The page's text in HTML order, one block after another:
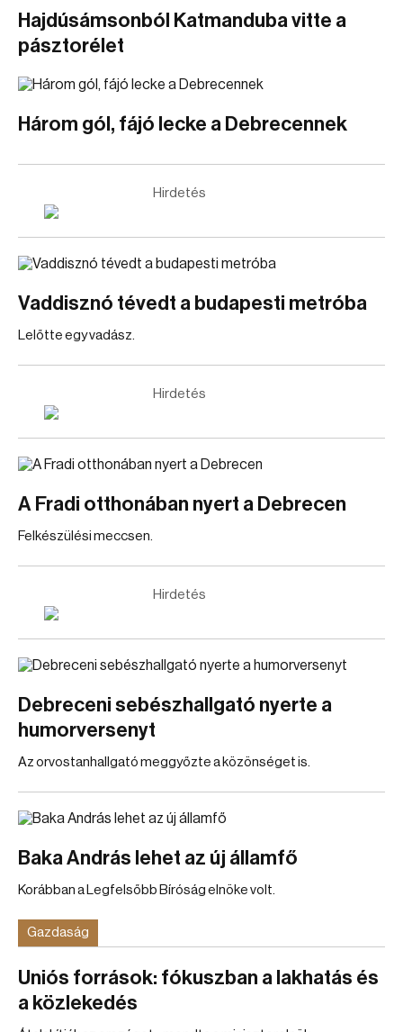
Hajdúsámsonból Katmanduba vitte a
pásztorélet
Három gól, fájó lecke a Debrecennek
Hirdetés
Vaddisznó tévedt a budapesti metróba
Lelőtte egy vadász.
Hirdetés
A Fradi otthonában nyert a Debrecen
Felkészülési meccsen.
Hirdetés
Debreceni sebészhallgató nyerte a
humorversenyt
Az orvostanhallgató meggyőzte a közönséget is.
Baka András lehet az új államfő
Korábban a Legfelsőbb Bíróság elnöke volt.
Gazdaság
Uniós források: fókuszban a lakhatás és
a közlekedés